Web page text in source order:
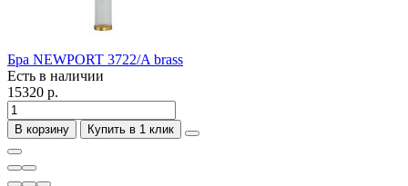
Бра NEWPORT 3722/A brass
Есть в наличии
15320 р.
В корзину Купить в 1 клик